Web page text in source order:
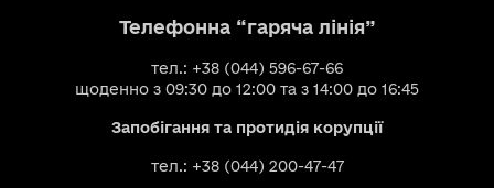
Телефонна “гаряча лінія”
тел.: +38 (044) 596-67-66
щоденно з 09:30 до 12:00 та з 14:00 до 16:45
Запобігання та протидія корупції
тел.: +38 (044) 200-47-47